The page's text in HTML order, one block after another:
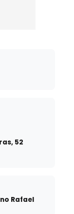
52
Rafael